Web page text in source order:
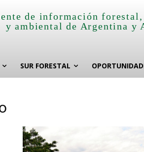
de información
y ambiental de Argentina y
SUR FORESTAL